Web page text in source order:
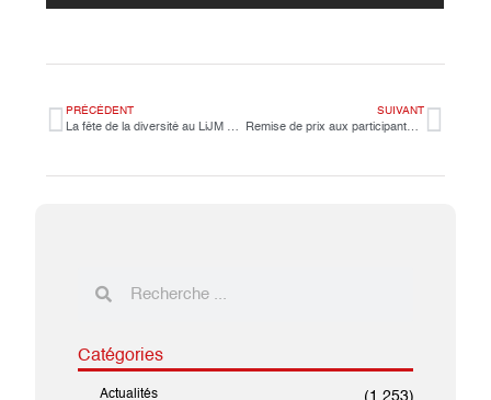
PRÉCÉDENT
La fête de la diversité au LiJM en images.
SUIVANT
Remise de prix aux participants du concours « Le mot de la semaine »
Catégories
Actualités (1 253)